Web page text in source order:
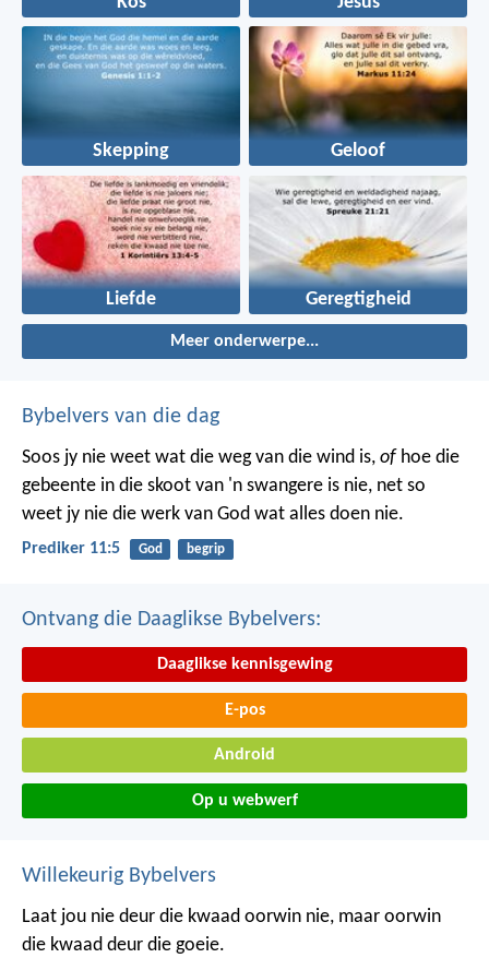
Skepping Geloof
Liefde Geregtigheid
Meer onderwerpe...
Bybelvers van die dag
Soos jy nie weet wat die weg van die wind is, of hoe die
gebeente in die skoot van 'n swangere is nie, net so
weet jy nie die werk van God wat alles doen nie.
Prediker 11:5 God begrip
Ontvang die Daaglikse Bybelvers:
Daaglikse kennisgewing
E-pos
Android
Op u webwerf
Willekeurig Bybelvers
Laat jou nie deur die kwaad oorwin nie, maar oorwin
die kwaad deur die goeie.